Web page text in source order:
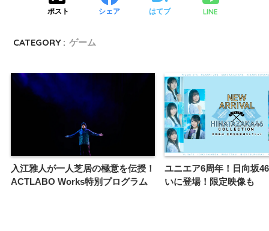
ポスト シェア はてブ LINE
CATEGORY : ゲーム
入江雅人が一人芝居の極意を伝授！
ACTLABO Works特別プログラム
ユニエア6周年！日向坂
いに登場！限定映像も